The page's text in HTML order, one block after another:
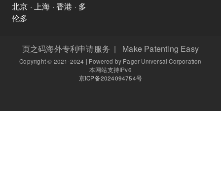
北京 · 上海 · 香港 · 多
伦多
页之码海外专利申请服务 | Make Patenting Easy
Copyright © 2021-2024 | Powered by Pager Universal Corporation
本网站支持IPv6
京ICP备2024094754号